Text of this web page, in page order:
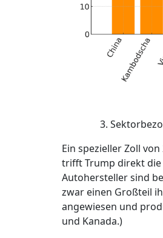
Ein spezieller Zoll
trifft Trump direkt die
Autohersteller sind
zwar einen Großteil
angewiesen und
und Kanada.)